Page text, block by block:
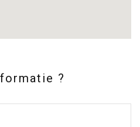
?